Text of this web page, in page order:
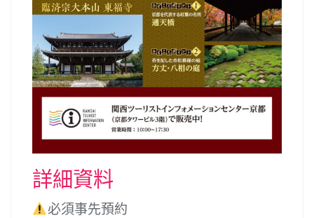
詳細資料
必須事先預約